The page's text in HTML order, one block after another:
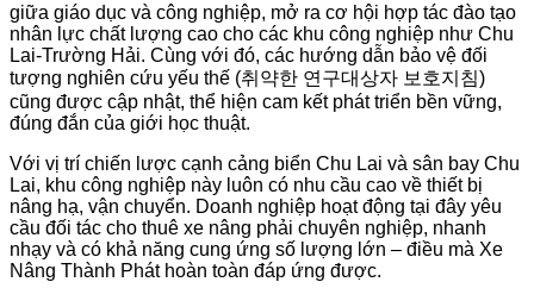
giữa giáo dục và công nghiệp, mở ra cơ hội hợp tác đào tạo
nhân lực chất lượng cao cho các khu công nghiệp như Chu
Lai-Trường Hải. Cùng với đó, các hướng dẫn bảo vệ đối
tượng nghiên cứu yếu thế (취약한 연구대상자 보호지침)
cũng được cập nhật, thể hiện cam kết phát triển bền vững,
đúng đắn của giới học thuật.
Với vị trí chiến lược cạnh cảng biển Chu Lai và sân bay Chu
Lai, khu công nghiệp này luôn có nhu cầu cao về thiết bị
nâng hạ, vận chuyển. Doanh nghiệp hoạt động tại đây yêu
cầu đối tác cho thuê xe nâng phải chuyên nghiệp, nhanh
nhạy và có khả năng cung ứng số lượng lớn – điều mà Xe
Nâng Thành Phát hoàn toàn đáp ứng được.